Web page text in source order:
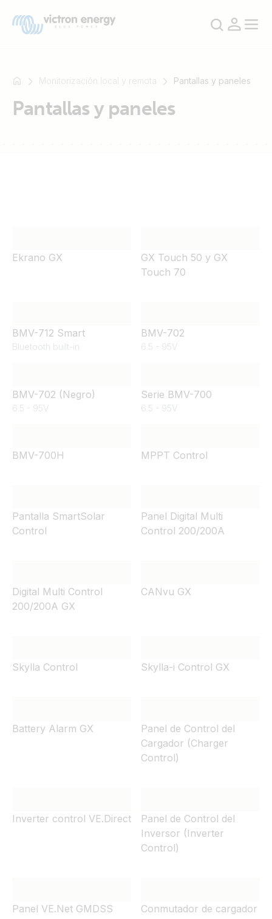
Monitorización local y remota Pantallas y paneles
Pantallas y paneles
Ekrano GX
GX Touch 50 y GX
Touch 70
BMV-712 Smart
Bluetooth built-in
BMV-702
6.5 - 95V
BMV-702 (Negro)
6.5 - 95V
Serie BMV-700
6.5 - 95V
BMV-700H MPPT Control
Pantalla SmartSolar
Control
Panel Digital Multi
Control 200/200A
Digital Multi Control
200/200A GX
CANvu GX
Skylla Control Skylla-i Control GX
Battery Alarm GX
Panel de Control del
Cargador (Charger
Control)
Inverter control VE.Direct
Panel de Control del
Inversor (Inverter
Control)
Panel VE.Net GMDSS Conmutador de cargador